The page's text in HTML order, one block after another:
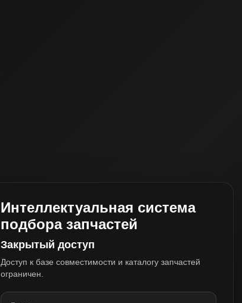
Интеллектуальная система
подбора запчастей
Закрытый доступ
Доступ к базе совместимости и каталогу запчастей
ограничен.